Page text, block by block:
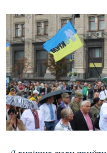
СВІДЧЕННЯ ОКУПАЦІЇ
УКРАЇНСЬКА ПРОБЛЕМА КРИМУ
ІНФОГРАФІКА
Русский
Qırımtatar
ДОЛУЧАЙСЯ!
Усі сайти RFE/RL